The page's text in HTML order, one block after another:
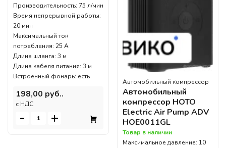
Производительность: 75 л/мин
Время непрерывной работы:
20 мин
Максимальный ток
потребления: 25 А
Длина шланга: 3 м
Длина кабеля питания: 3 м
Встроенный фонарь: есть
198,00 руб..
c НДС
- +
Автомобильный компрессор
Автомобильный
компрессор HOTO
Electric Air Pump ADV
HOE0011GL
Товар в наличии
Максимальное давление: 10